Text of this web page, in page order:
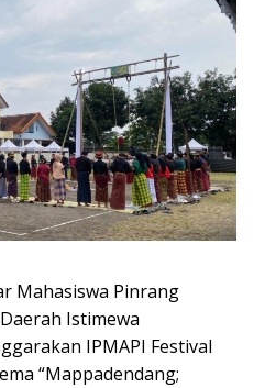
Mahasiswa Pinrang
Istimewa
IPMAPI Festival
“Mappadendang;